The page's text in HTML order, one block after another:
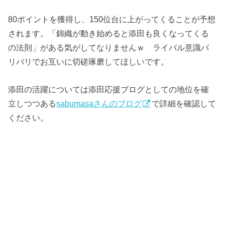
80ポイントを獲得し、150位台に上がってくることが予想
されます。「錦織が動き始めると添田も良くなってくる
の法則」がある気がしてなりませんｗ ライバル意識バ
リバリでお互いに切磋琢磨してほしいです。
添田の活躍については添田応援ブログとしての地位を確
立しつつあるsabumasaさんのブログ
で詳細を確認して
ください。